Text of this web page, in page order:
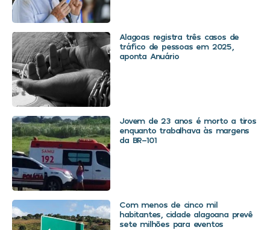
Alagoas registra três casos de
tráfico de pessoas em 2025,
aponta Anuário
Jovem de 23 anos é morto a tiros
enquanto trabalhava às margens
da BR-101
Com menos de cinco mil
habitantes, cidade alagoana prevê
sete milhões para eventos